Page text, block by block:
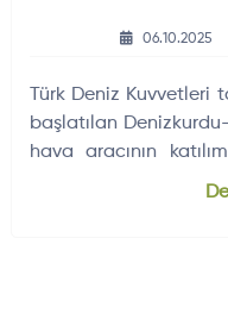
06.10.2025
Türk Deniz
başlatılan
hava aracının
Tatbikatta harekât